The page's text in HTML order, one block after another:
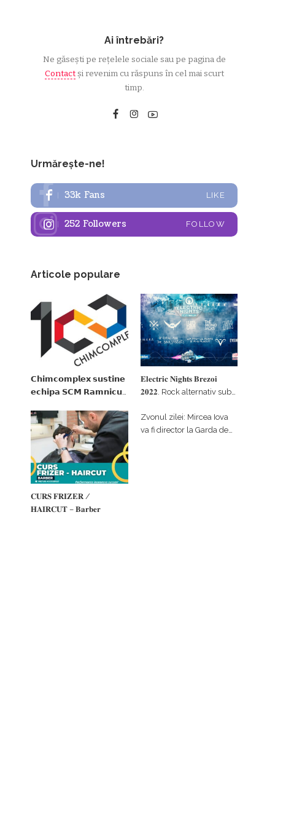
Ai întrebări?
Ne găsești pe rețelele sociale sau pe pagina de
Contactși revenim cu răspuns în cel mai scurt
timp.
Urmărește-ne!
33k Fans LIKE
252 Followers FOLLOW
Articole populare
𝗖𝗵𝗶𝗺𝗰𝗼𝗺𝗽𝗹𝗲𝘅 𝘀𝘂𝘀𝘁𝗶𝗻𝗲
𝗲𝗰𝗵𝗶𝗽𝗮 𝗦𝗖𝗠 𝗥𝗮𝗺𝗻𝗶𝗰𝘂
𝗽𝗮𝗿𝘁𝗲𝗻𝗲𝗿 𝗳𝗶𝗻𝗮𝗻𝘁𝗮𝘁𝗼𝗿
𝐄𝐥𝐞𝐜𝐭𝐫𝐢𝐜 𝐍𝐢𝐠𝐡𝐭𝐬 𝐁𝐫𝐞𝐳𝐨𝐢
𝟐𝟎𝟐𝟐. Rock alternativ sub
#𝐁𝐫𝐞𝐳𝐨𝐢𝐮𝐥𝐋𝐮𝐦𝐢𝐢
𝐂𝐔𝐑𝐒 𝐅𝐑𝐈𝐙𝐄𝐑 /
𝐇𝐀𝐈𝐑𝐂𝐔𝐓 – 𝐁𝐚𝐫𝐛𝐞𝐫
Zvonul zilei: Mircea Iova
va fi director la Garda de